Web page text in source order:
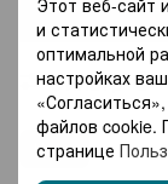
и
оптимальной
настройках
файлов cookie.
странице
Садовые
Шезлонги
Фильтр 1
Цвет